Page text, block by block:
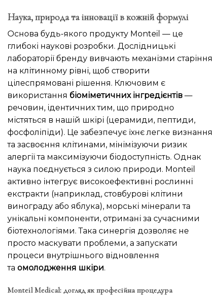
Наука, природа та інновації в кожній формулі
Основа будь-якого продукту Monteil — це
глибокі наукові розробки. Дослідницькі
лабораторії бренду вивчають механізми старіння
на клітинному рівні, щоб створити
цілеспрямовані рішення. Ключовим є
використання біоміметичних інгредієнтів —
речовин, ідентичних тим, що природно
містяться в нашій шкірі (церамиди, пептиди,
фосфоліпіди). Це забезпечує їхнє легке визнання
та засвоєння клітинами, мінімізуючи ризик
алергії та максимізуючи біодоступність. Однак
наука поєднується з силою природи. Monteil
активно інтегрує високоефективні рослинні
екстракти (наприклад, стовбурові клітини
винограду або яблука), морські мінерали та
унікальні компоненти, отримані за сучасними
біотехнологіями. Така синергія дозволяє не
просто маскувати проблеми, а запускати
процеси внутрішнього відновлення
та омолодження шкіри.
Monteil Medical: догляд як професійна процедура